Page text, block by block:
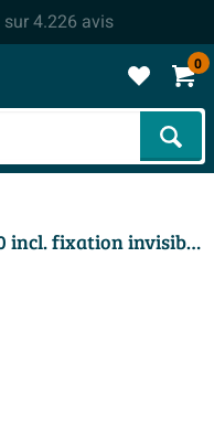
sur4.226 avis
0
BRAUER Ocean Slim tablette 60 incl. fixation invisible Forest Cacao